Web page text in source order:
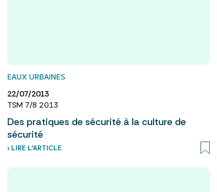
EAUX URBAINES
22/07/2013
TSM 7/8 2013
Des pratiques de sécurité à la culture de
sécurité
› LIRE L’ARTICLE